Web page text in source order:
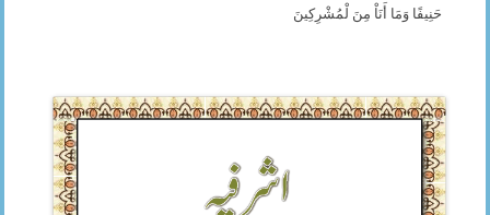
حَنِيفًا وَمَا أَنَاْ مِنَ لْمُشْرِكِينَ